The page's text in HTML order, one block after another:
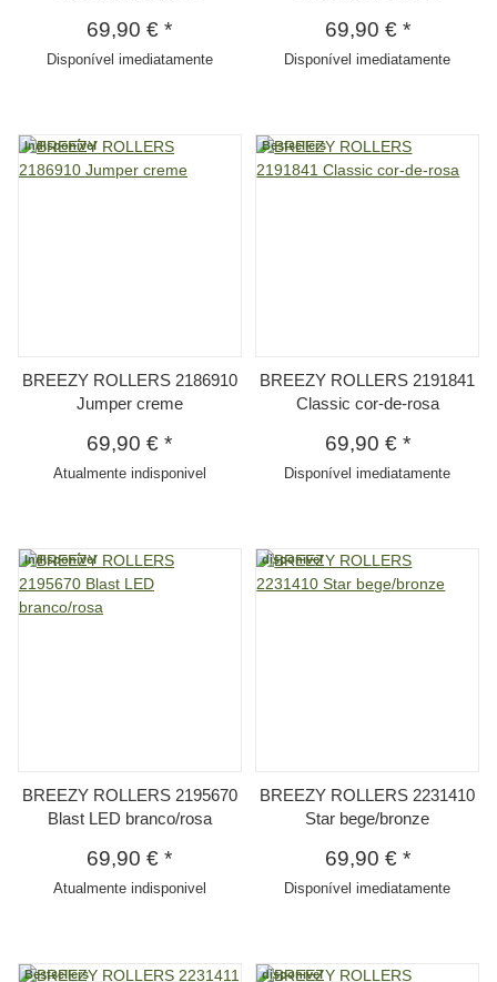
69,90 €*
Disponível imediatamente
69,90 € *
Disponível imediatamente
Indisponível
BREEZY ROLLERS 2186910
Jumper creme
69,90 €*
Atualmente indisponivel
Bestsellers
BREEZY ROLLERS 2191841
Classic cor-de-rosa
69,90 € *
Disponível imediatamente
Indisponível
BREEZY ROLLERS 2195670
Blast LED branco/rosa
69,90 €*
Atualmente indisponivel
disponivel
BREEZY ROLLERS 2231410
Star bege/bronze
69,90 € *
Disponível imediatamente
Bestsellers disponivel